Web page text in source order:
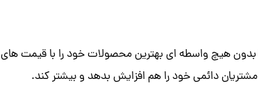
بدون هیچ واسطه ای بهترین محصولات خود را با قیمت های
مشتریان دائمی خود را هم افزایش بدهد و بیشتر کند.